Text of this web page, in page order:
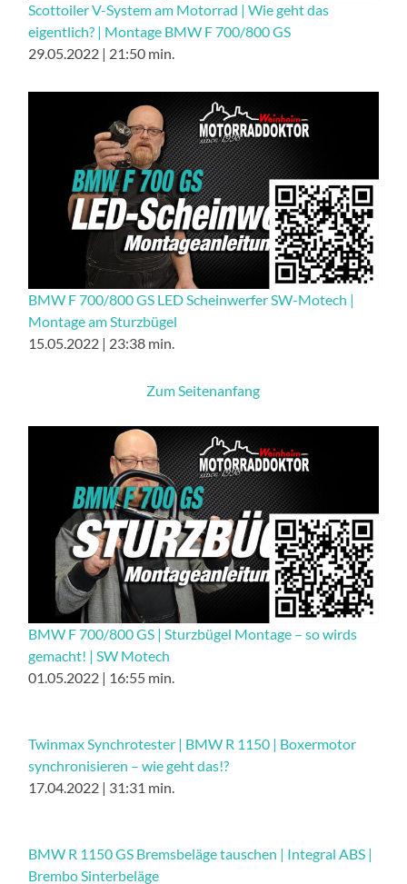
Scottoiler V-System am Motorrad | Wie geht das
eigentlich? | Montage BMW F 700/800 GS
29.05.2022 | 21:50 min.
BMW F 700/800 GS LED Scheinwerfer SW-Motech |
Montage am Sturzbügel
15.05.2022 | 23:38 min.
Zum Seitenanfang
BMW F 700/800 GS | Sturzbügel Montage – so wirds
gemacht! | SW Motech
01.05.2022 | 16:55 min.
Twinmax Synchrotester | BMW R 1150 | Boxermotor
synchronisieren – wie geht das!?
17.04.2022 | 31:31 min.
BMW R 1150 GS Bremsbeläge tauschen | Integral ABS |
Brembo Sinterbeläge